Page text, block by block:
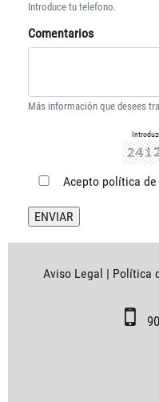
Introduce tu telefono.
Comentarios
Más información que desees
Acepto política
Aviso Legal | Política